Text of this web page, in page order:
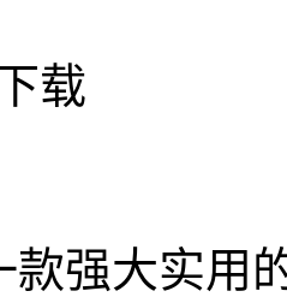
载
款强大实用